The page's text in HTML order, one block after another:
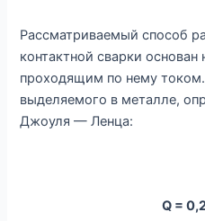
Рассматриваемый способ
контактной сварки основан
проходящим по нему током.
выделяемого в металле,
Джоуля — Ленца:
Q =